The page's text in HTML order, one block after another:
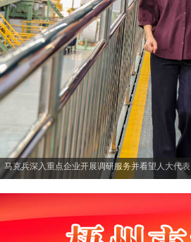
马克兵深入重点企业开展调研服务并看望人大代表